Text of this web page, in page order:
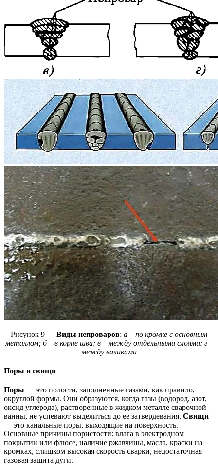
Рисунок 9 — Виды непроваров: а – по кромке с основным
металлом; б – в корне шва; в – между отдельными слоями; г –
между валиками
Поры и свищи
Поры — это полости, заполненные газами, как правило,
округлой формы. Они образуются, когда газы (водород, азот,
оксид углерода), растворенные в жидком металле сварочной
ванны, не успевают выделиться до ее затвердевания. Свищи
— это канальные поры, выходящие на поверхность.
Основные причины пористости: влага в электродном
покрытии или флюсе, наличие ржавчины, масла, краски на
кромках, слишком высокая скорость сварки, недостаточная
газовая защита дуги.